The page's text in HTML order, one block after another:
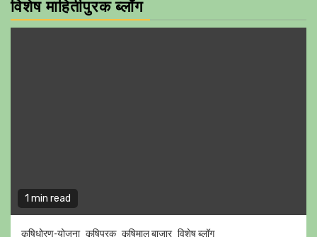
विशेष माहितीपुरक ब्लॉग
1 min read
कृषिधोरण-योजना कृषिपूरक कृषिमाल बाजार विशेष ब्लॉग